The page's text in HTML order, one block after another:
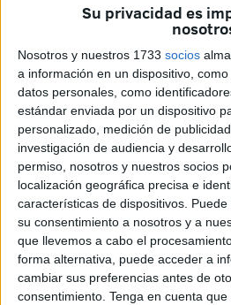
Su privacidad es
Nosotros y nuestros 1733 socios
a información en un dispositivo,
datos personales, como
estándar enviada por un dispositivo
personalizado, medición de
investigación de audiencia y
permiso, nosotros y nuestros socios
localización geográfica precisa e
características de dispositivos.
su consentimiento a nosotros y a
que llevemos a cabo el
forma alternativa, puede acceder a
cambiar sus preferencias antes de
consentimiento. Tenga en cuenta
La Unidad de Música de la
Guerra del Tercio Duque de Alba
concierto en el Teatro Auditorio
tarde de este martes, con motivo
Legión, contando con la
de Irujo, invitado por la Unidad.
Un evento que se ha encuadrado
actos llevados a cabo por para
Un día antes de la fecha
que cada año se vive en Ceuta
Durante el evento se ha realizado